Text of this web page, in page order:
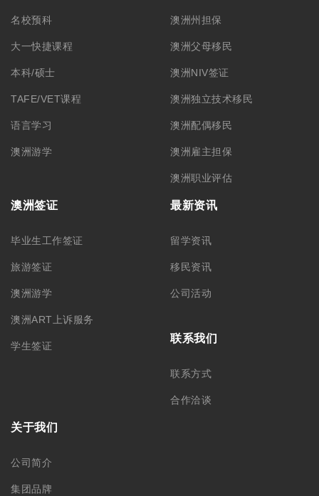
名校预科
大一快捷课程
本科/硕士
TAFE/VET课程
语言学习
澳洲游学
澳洲州担保
澳洲父母移民
澳洲NIV签证
澳洲独立技术移民
澳洲配偶移民
澳洲雇主担保
澳洲职业评估
澳洲签证
毕业生工作签证
旅游签证
澳洲游学
澳洲ART上诉服务
学生签证
最新资讯
留学资讯
移民资讯
公司活动
联系我们
联系方式
合作洽谈
关于我们
公司简介
集团品牌